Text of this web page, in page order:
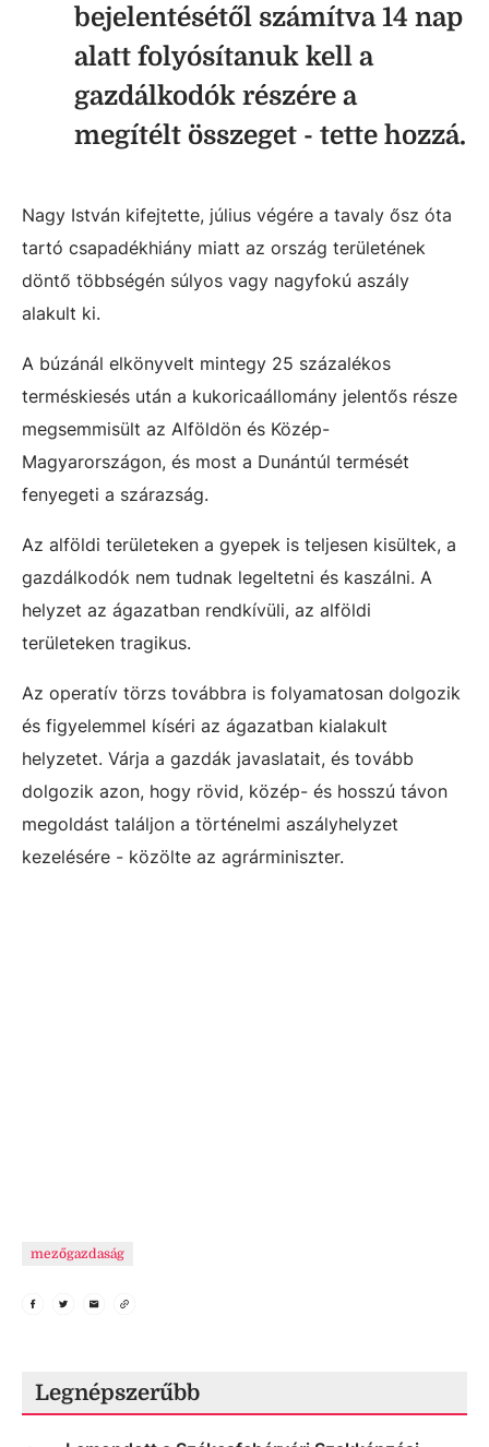
bejelentésétől számítva 14 nap
alatt folyósítanuk kell a
gazdálkodók részére a
megítélt összeget - tette hozzá.
Nagy István kifejtette, július végére a tavaly ősz óta
tartó csapadékhiány miatt az ország területének
döntő többségén súlyos vagy nagyfokú aszály
alakult ki.
A búzánál elkönyvelt mintegy 25 százalékos
terméskiesés után a kukoricaállomány jelentős része
megsemmisült az Alföldön és Közép-
Magyarországon, és most a Dunántúl termését
fenyegeti a szárazság.
Az alföldi területeken a gyepek is teljesen kisültek, a
gazdálkodók nem tudnak legeltetni és kaszálni. A
helyzet az ágazatban rendkívüli, az alföldi
területeken tragikus.
Az operatív törzs továbbra is folyamatosan dolgozik
és figyelemmel kíséri az ágazatban kialakult
helyzetet. Várja a gazdák javaslatait, és tovább
dolgozik azon, hogy rövid, közép- és hosszú távon
megoldást találjon a történelmi aszályhelyzet
kezelésére - közölte az agrárminiszter.
mezőgazdaság
Legnépszerűbb